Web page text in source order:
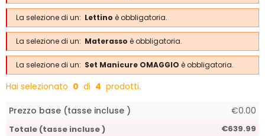
La selezione di un: Lettino è obbligatoria.
La selezione di un: Materasso è obbligatoria.
La selezione di un: Set Manicure OMAGGIO è obbligatoria.
Hai selezionato 0 di 4 prodotti.
Prezzo base (tasse incluse ) €0.00
Totale (tasse incluse ) €639.99